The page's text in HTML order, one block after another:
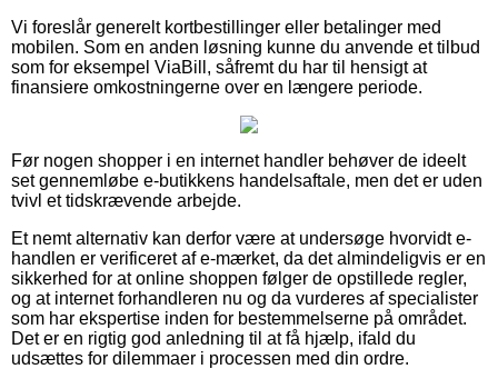
Vi foreslår generelt kortbestillinger eller betalinger med
mobilen. Som en anden løsning kunne du anvende et tilbud
som for eksempel ViaBill, såfremt du har til hensigt at
finansiere omkostningerne over en længere periode.
Før nogen shopper i en internet handler behøver de ideelt
set gennemløbe e-butikkens handelsaftale, men det er uden
tvivl et tidskrævende arbejde.
Et nemt alternativ kan derfor være at undersøge hvorvidt e-
handlen er verificeret af e-mærket, da det almindeligvis er en
sikkerhed for at online shoppen følger de opstillede regler,
og at internet forhandleren nu og da vurderes af specialister
som har ekspertise inden for bestemmelserne på området.
Det er en rigtig god anledning til at få hjælp, ifald du
udsættes for dilemmaer i processen med din ordre.